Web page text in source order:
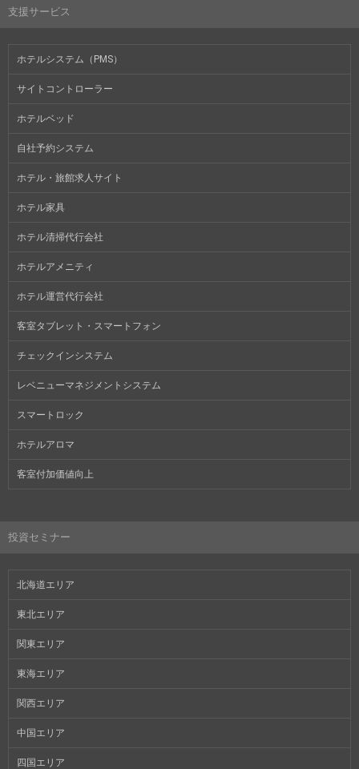
支援サービス
ホテルシステム（PMS）
サイトコントローラー
ホテルベッド
自社予約システム
ホテル・旅館求人サイト
ホテル家具
ホテル清掃代行会社
ホテルアメニティ
ホテル運営代行会社
客室タブレット・スマートフォン
チェックインシステム
レベニューマネジメントシステム
スマートロック
ホテルアロマ
客室付加価値向上
投資セミナー
北海道エリア
東北エリア
関東エリア
東海エリア
関西エリア
中国エリア
四国エリア